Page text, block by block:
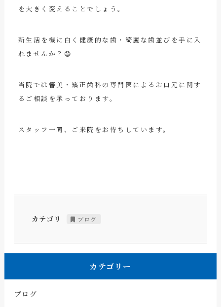
を大きく変えることでしょう。
新生活を機に白く健康的な歯・綺麗な歯並びを手に入
れませんか？😄
当院では審美・矯正歯科の専門医によるお口元に関す
るご相談を承っております。
スタッフ一同、ご来院をお待ちしています。
カテゴリ ブログ
カテゴリー
ブログ